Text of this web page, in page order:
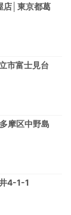
店│東京都葛
市富士見台
摩区中野島
4-1-1